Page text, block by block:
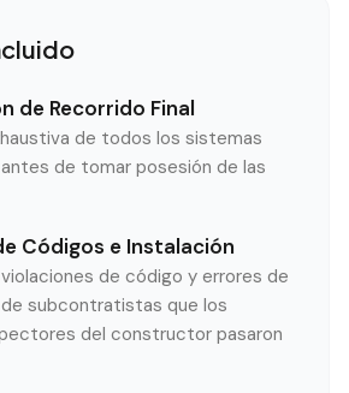
de Recorrido Final
de todos los sistemas
de tomar posesión de las
Códigos e Instalación
de código y errores de
subcontratistas que los
del constructor pasaron